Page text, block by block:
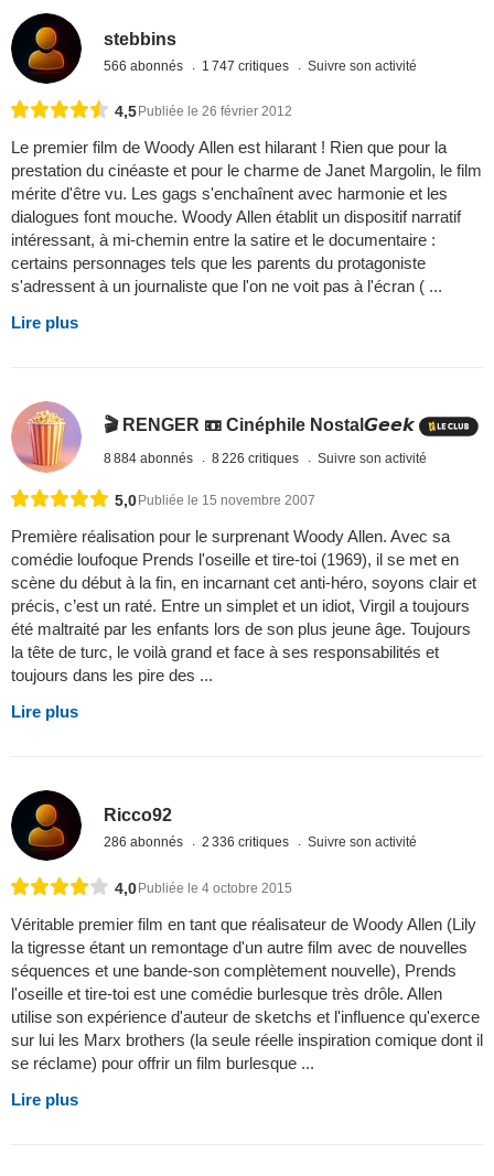
stebbins
566 abonnés 1 747 critiques Suivre son activité
4,5 Publiée le 26 février 2012
Le premier film de Woody Allen est hilarant ! Rien que pour la
prestation du cinéaste et pour le charme de Janet Margolin, le film
mérite d'être vu. Les gags s'enchaînent avec harmonie et les
dialogues font mouche. Woody Allen établit un dispositif narratif
intéressant, à mi-chemin entre la satire et le documentaire :
certains personnages tels que les parents du protagoniste
s'adressent à un journaliste que l'on ne voit pas à l'écran ( ...
Lire plus
🎬 RENGER 📼 Cinéphile Nostal𝙂𝙚𝙚𝙠
8 884 abonnés 8 226 critiques Suivre son activité
5,0Publiée le 15 novembre 2007
Première réalisation pour le surprenant Woody Allen. Avec sa
comédie loufoque Prends l'oseille et tire-toi (1969), il se met en
scène du début à la fin, en incarnant cet anti-héro, soyons clair et
précis, c’est un raté. Entre un simplet et un idiot, Virgil a toujours
été maltraité par les enfants lors de son plus jeune âge. Toujours
la tête de turc, le voilà grand et face à ses responsabilités et
toujours dans les pire des ...
Lire plus
Ricco92
286 abonnés 2 336 critiques Suivre son activité
4,0Publiée le 4 octobre 2015
Véritable premier film en tant que réalisateur de Woody Allen (Lily
la tigresse étant un remontage d'un autre film avec de nouvelles
séquences et une bande-son complètement nouvelle), Prends
l'oseille et tire-toi est une comédie burlesque très drôle. Allen
utilise son expérience d'auteur de sketchs et l'influence qu'exerce
sur lui les Marx brothers (la seule réelle inspiration comique dont il
se réclame) pour offrir un film burlesque ...
Lire plus